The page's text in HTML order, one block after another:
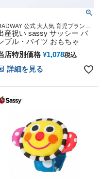
公式 大人気 育児ブランド
ャラクター 雑貨 グッズ通販 出産
念 小物 ダッドウェイ オンライン
産祝い sassy サッシー バ
ブル・バイツ おもちゃ
店特別価格 ¥1,078税込
詳細を見る